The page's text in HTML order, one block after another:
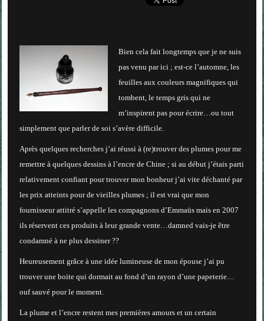
Bien cela fait longtemps que je ne suis
pas venu par ici ; est-ce l’automne, les
feuilles aux couleurs magnifiques qui
tombent, le temps gris qui ne
m’inspirent pas pour écrire…ou tout
simplement que parler de soi s’avère difficile.
Après quelques recherches j’ai réussi à (re)trouver des plumes pour me
remettre à quelques dessins à l’encre de Chine ; si au début j’étais parti
relativement confiant pour trouver mon bonheur j’ai vite déchanté par
les prix atteints pour de vieilles plumes ; il est vrai que mon
fournisseur attitré s’appelle les compagnons d’Emmaüs mais en 2007
ils réservent ces produits à leur grande vente…damned vais-je être
condamné à ne plus dessiner ??
Heureusement grâce à une idée lumineuse de mon épouse j’ai pu
trouver une boite qui dormait au fond d’un rayon d’une papeterie…
ouf sauvé pour le moment.
La plume et l’encre restent mes premières amours et un certain